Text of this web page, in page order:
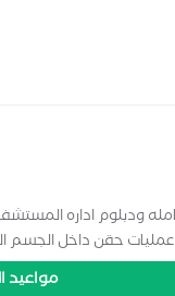
ودبلوم اداره
حقن داخل الجسم
والعدساتمواعيد